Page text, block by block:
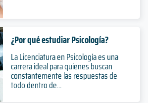
¿Por qué estudiar Psicología?
La Licenciatura en Psicología es una
carrera ideal para quienes buscan
constantemente las respuestas de
todo dentro de...